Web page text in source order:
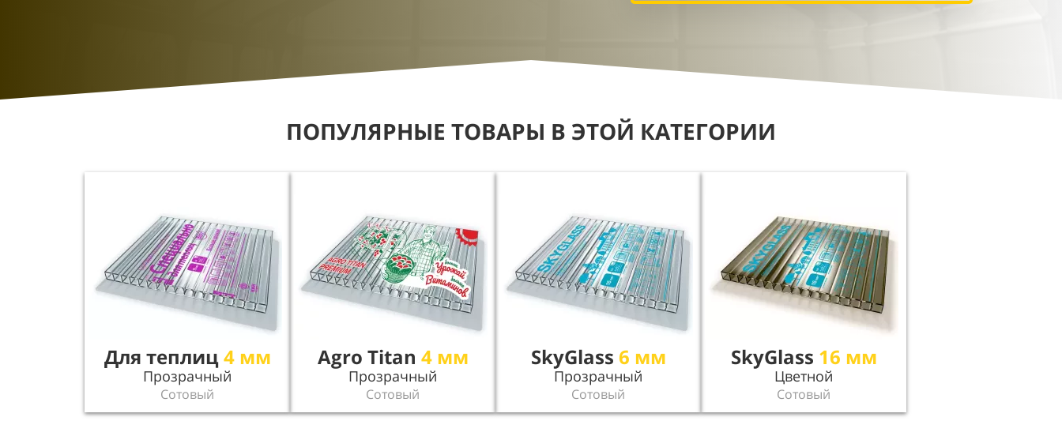
ПОПУЛЯРНЫЕ ТОВАРЫ В ЭТОЙ КАТЕГОРИИ
Для теплиц4 мм
Прозрачный
Сотовый
Agro Titan 4 мм
Прозрачный
Сотовый
SkyGlass 6 мм
Прозрачный
Сотовый
SkyGlass 16 мм
Цветной
Сотовый